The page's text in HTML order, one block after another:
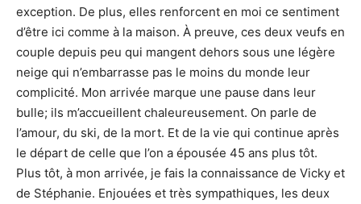
exception. De plus, elles renforcent en moi ce sentiment
d’être ici comme à la maison. À preuve, ces deux veufs en
couple depuis peu qui mangent dehors sous une légère
neige qui n’embarrasse pas le moins du monde leur
complicité. Mon arrivée marque une pause dans leur
bulle; ils m’accueillent chaleureusement. On parle de
l’amour, du ski, de la mort. Et de la vie qui continue après
le départ de celle que l’on a épousée 45 ans plus tôt.
Plus tôt, à mon arrivée, je fais la connaissance de Vicky et
de Stéphanie. Enjouées et très sympathiques, les deux